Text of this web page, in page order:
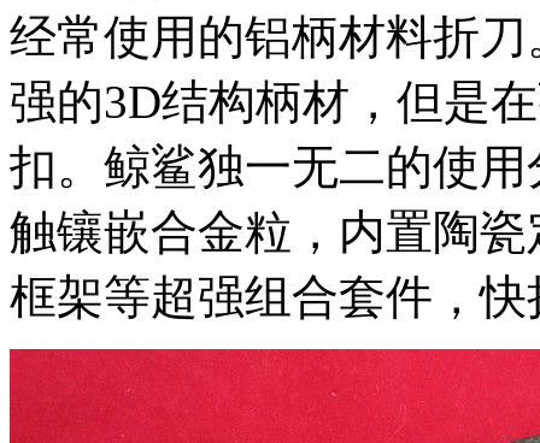
经常使用的铝柄材料折
强的3D结构柄材，但是
扣。鲸鲨独一无二的使
触镶嵌合金粒，内置陶
框架等超强组合套件，